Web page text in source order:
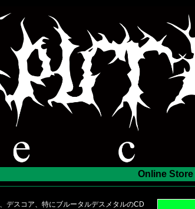
Online Store
デスコア、特にブルータルデスメタルのCD